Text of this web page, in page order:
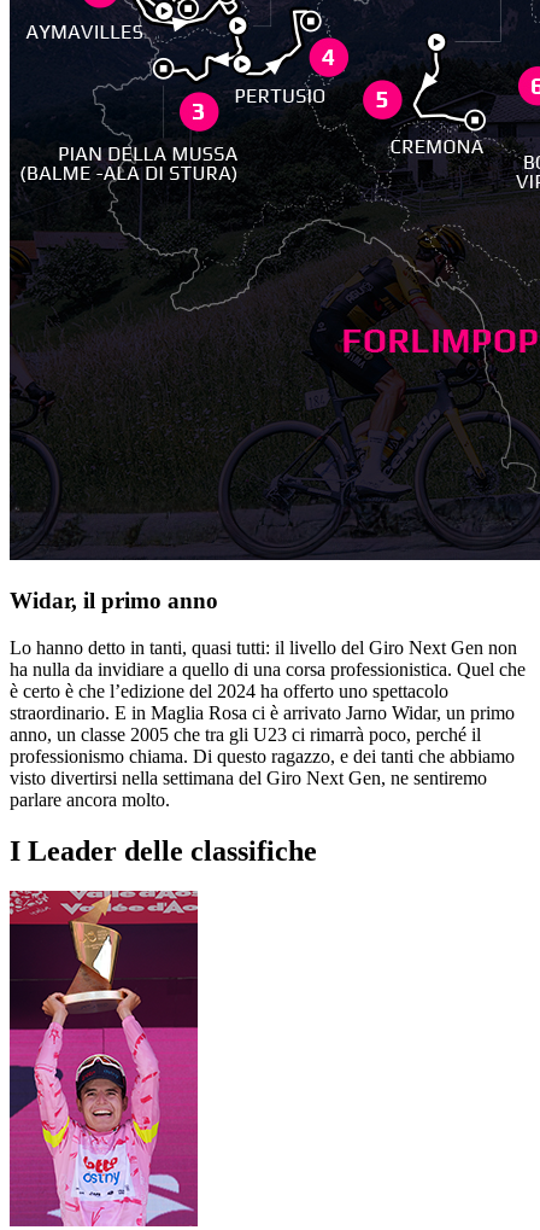
Widar, il primo anno
Lo hanno detto in tanti, quasi tutti: il livello del Giro Next Gen non
ha nulla da invidiare a quello di una corsa professionistica. Quel che
è certo è che l’edizione del 2024 ha offerto uno spettacolo
straordinario. E in Maglia Rosa ci è arrivato Jarno Widar, un primo
anno, un classe 2005 che tra gli U23 ci rimarrà poco, perché il
professionismo chiama. Di questo ragazzo, e dei tanti che abbiamo
visto divertirsi nella settimana del Giro Next Gen, ne sentiremo
parlare ancora molto.
I Leader delle classifiche